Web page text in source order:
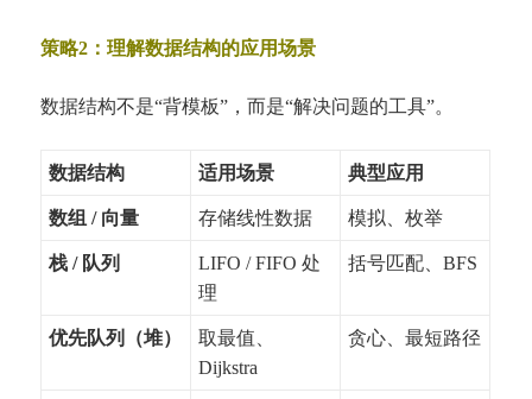
策略2：理解数据结构的应用场景
数据结构不是“背模板”，而是“解决问题的工具”。
数据结构 适用场景 典型应用
数组 / 向量 存储线性数据 模拟、枚举
栈 / 队列
LIFO / FIFO 处
理
括号匹配、BFS
优先队列（堆）
取最值、
Dijkstra
贪心、最短路径